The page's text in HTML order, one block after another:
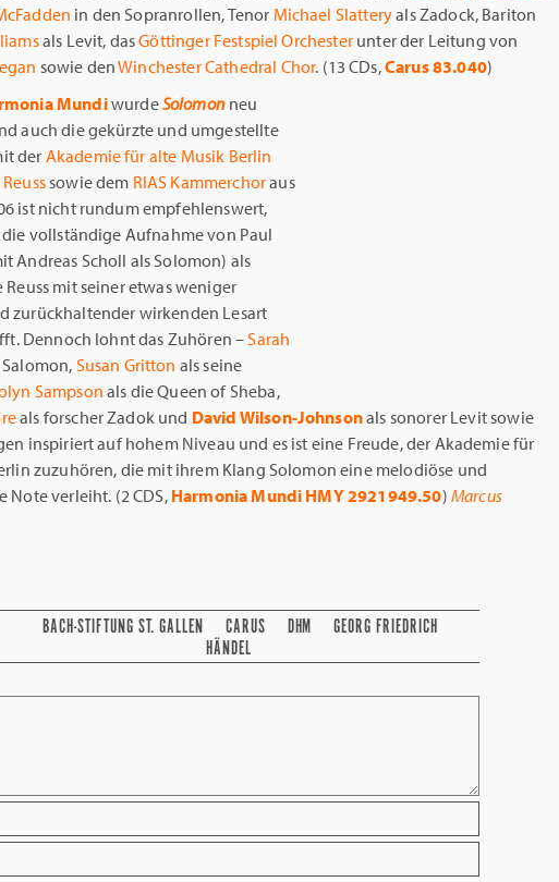
in den Sopranrollen, Tenor Michael Slatteryals Zadock, Bariton
als Levit, dasGöttinger Festspiel Orchesterunter der Leitung von
sowie denWinchester Cathedral Chor. (13 CDs,Carus 83.040)
MundiwurdeSolomon neu
auch die gekürzte und umgestellte
der Akademie für alte Musik Berlin
sowie dem RIAS Kammerchoraus
ist nicht rundum empfehlenswert,
vollständige Aufnahme von Paul
Andreas Scholl als Solomon) als
Reuss mit seiner etwas weniger
zurückhaltender wirkenden Lesart
Dennoch lohnt das Zuhören –Sarah
Susan Gritton als seine
Sampson als die Queen of Sheba,
als forscher Zadok und David Wilson-Johnsonals sonorer Levit sowie
inspiriert auf hohem Niveau und es ist eine Freude, der Akademie für
zuzuhören, die mit ihrem Klang Solomon eine melodiöse und
Note verleiht. (2 CDS, Harmonia Mundi HMY 2921949.50) Marcus
BACH-STIFTUNG ST. GALLEN CARUS DHM
GEORG FRIEDRICH
HÄNDEL